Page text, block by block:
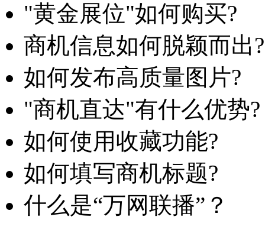
"黄金展位"如何购买?
商机信息如何脱颖而出?
如何发布高质量图片?
"商机直达"有什么优势?
如何使用收藏功能?
如何填写商机标题?
什么是“万网联播”？